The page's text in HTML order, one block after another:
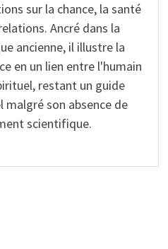
sur la chance, la santé
Ancré dans la
ancienne, il illustre la
en un lien entre l'humain
restant un guide
malgré son absence de
scientifique.